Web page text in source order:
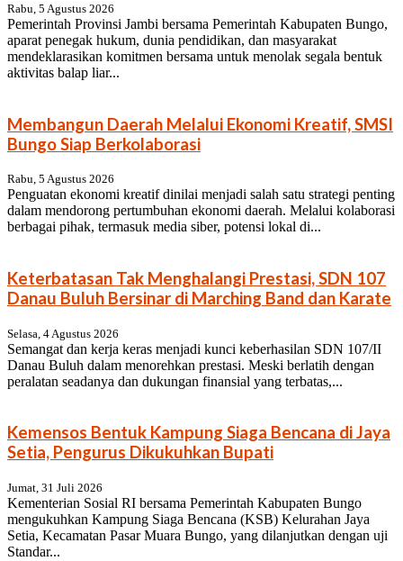
Rabu, 5 Agustus 2026
Pemerintah Provinsi Jambi bersama Pemerintah Kabupaten Bungo,
aparat penegak hukum, dunia pendidikan, dan masyarakat
mendeklarasikan komitmen bersama untuk menolak segala bentuk
aktivitas balap liar...
Membangun Daerah Melalui Ekonomi Kreatif, SMSI
Bungo Siap Berkolaborasi
Rabu, 5 Agustus 2026
Penguatan ekonomi kreatif dinilai menjadi salah satu strategi penting
dalam mendorong pertumbuhan ekonomi daerah. Melalui kolaborasi
berbagai pihak, termasuk media siber, potensi lokal di...
Keterbatasan Tak Menghalangi Prestasi, SDN 107
Danau Buluh Bersinar di Marching Band dan Karate
Selasa, 4 Agustus 2026
Semangat dan kerja keras menjadi kunci keberhasilan SDN 107/II
Danau Buluh dalam menorehkan prestasi. Meski berlatih dengan
peralatan seadanya dan dukungan finansial yang terbatas,...
Kemensos Bentuk Kampung Siaga Bencana di Jaya
Setia, Pengurus Dikukuhkan Bupati
Jumat, 31 Juli 2026
Kementerian Sosial RI bersama Pemerintah Kabupaten Bungo
mengukuhkan Kampung Siaga Bencana (KSB) Kelurahan Jaya
Setia, Kecamatan Pasar Muara Bungo, yang dilanjutkan dengan uji
Standar...